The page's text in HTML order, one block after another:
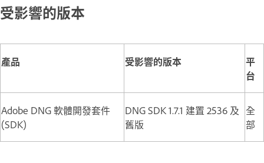
受影響的版本
產品 受影響的版本
平
台
Adobe DNG 軟體開發套件
(SDK)
DNG SDK 1.7.1 建置 2536 及
舊版
全
部